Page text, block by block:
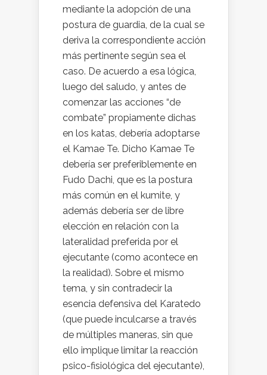
mediante la adopción de una
postura de guardia, de la cual se
deriva la correspondiente acción
más pertinente según sea el
caso. De acuerdo a esa lógica,
luego del saludo, y antes de
comenzar las acciones “de
combate” propiamente dichas
en los katas, debería adoptarse
el Kamae Te. Dicho Kamae Te
debería ser preferiblemente en
Fudo Dachi, que es la postura
más común en el kumite, y
además debería ser de libre
elección en relación con la
lateralidad preferida por el
ejecutante (como acontece en
la realidad). Sobre el mismo
tema, y sin contradecir la
esencia defensiva del Karatedo
(que puede inculcarse a través
de múltiples maneras, sin que
ello implique limitar la reacción
psico-fisiológica del ejecutante),